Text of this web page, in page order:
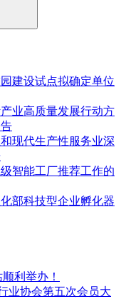
建设试点拟确定单位
业高质量发展行动方
现代生产性服务业深
智能工厂推荐工作的
部科技型企业孵化器
利举办！
业协会第五次会员大